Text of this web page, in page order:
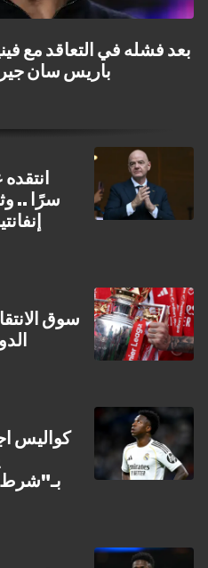
بعد فشله في التعاقد مع
باريس سان
سرًا ..
سوق
كواليس